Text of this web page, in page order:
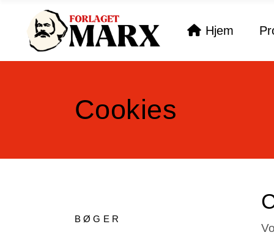
Hjem
Cookies
BØGER